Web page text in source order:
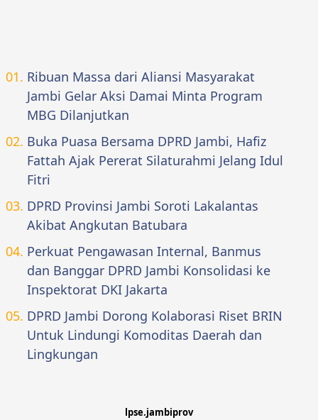
Ribuan Massa dari Aliansi Masyarakat
Jambi Gelar Aksi Damai Minta Program
MBG Dilanjutkan
Buka Puasa Bersama DPRD Jambi, Hafiz
Fattah Ajak Pererat Silaturahmi Jelang Idul
Fitri
DPRD Provinsi Jambi Soroti Lakalantas
Akibat Angkutan Batubara
Perkuat Pengawasan Internal, Banmus
dan Banggar DPRD Jambi Konsolidasi ke
Inspektorat DKI Jakarta
DPRD Jambi Dorong Kolaborasi Riset BRIN
Untuk Lindungi Komoditas Daerah dan
Lingkungan
lpse.jambiprov